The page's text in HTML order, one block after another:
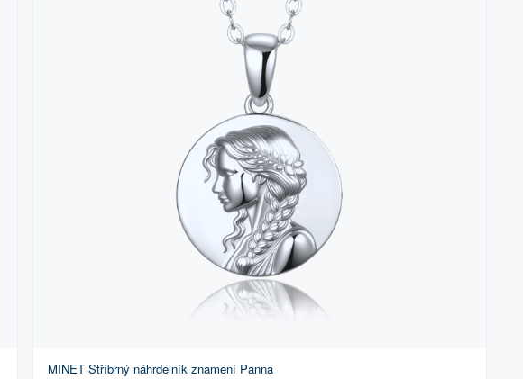
MINET Stříbrný náhrdelník znamení Panna